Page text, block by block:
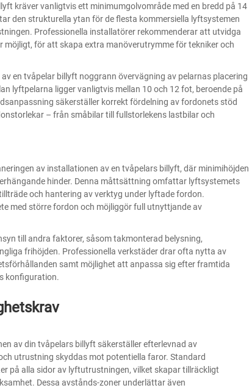
kräver vanligtvis ett minimumgolvområde med en bredd på 14
den strukturella ytan för de flesta kommersiella lyftsystemen
Professionella installatörer rekommenderar att utvidga
för att skapa extra manöverutrymme för tekniker och
en tvåpelar billyft noggrann övervägning av pelarnas placering
lyftpelarna ligger vanligtvis mellan 10 och 12 fot, beroende på
säkerställer korrekt fördelning av fordonets stöd
– från småbilar till fullstorlekens lastbilar och
av installationen av en tvåpelars billyft, där minimihöjden
hinder. Denna måttsättning omfattar lyftsystemets
och hantering av verktyg under lyftade fordon.
med större fordon och möjliggör full utnyttjande av
till andra faktorer, såsom takmonterad belysning,
frihöjden. Professionella verkstäder drar ofta nytta av
samt möjlighet att anpassa sig efter framtida
konfiguration.
av din tvåpelars billyft säkerställer efterlevnad av
utrustning skyddas mot potentiella faror. Standard
på alla sidor av lyftutrustningen, vilket skapar tillräckligt
Dessa avstånds-zoner underlättar även